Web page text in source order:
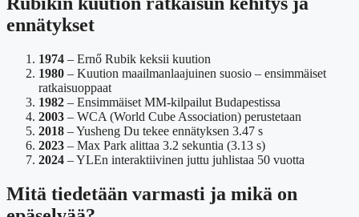
ennätykset
1974 – Ernő Rubik keksii kuution
1980 – Kuution maailmanlaajuinen suosio – ensimmäiset
ratkaisuoppaat
1982 – Ensimmäiset MM-kilpailut Budapestissa
2003 – WCA (World Cube Association) perustetaan
2018 – Yusheng Du tekee ennätyksen 3.47 s
2023 – Max Park alittaa 3.2 sekuntia (3.13 s)
2024 – YLEn interaktiivinen juttu juhlistaa 50 vuotta
Mitä tiedetään varmasti ja mikä on